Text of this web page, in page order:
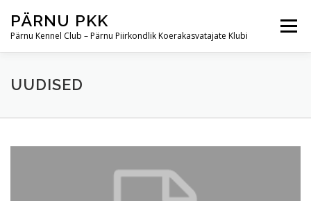
content
PÄRNU PKK
Pärnu Kennel Club – Pärnu Piirkondlik Koerakasvatajate Klubi
Menu
NÄITUSED
UUDISED